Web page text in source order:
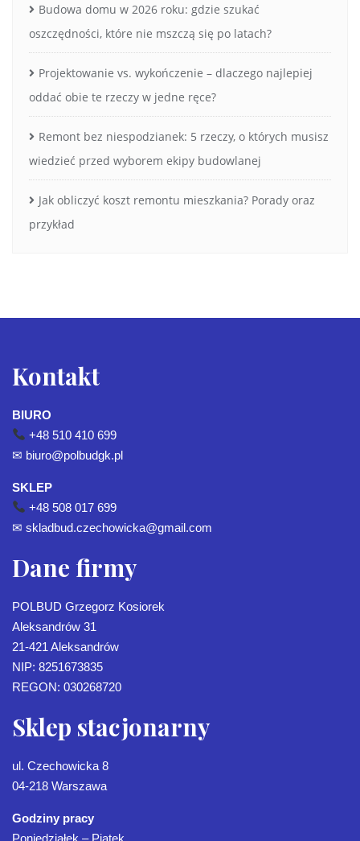
Budowa domu w 2026 roku: gdzie szukać
oszczędności, które nie mszczą się po latach?
Projektowanie vs. wykończenie – dlaczego najlepiej
oddać obie te rzeczy w jedne ręce?
Remont bez niespodzianek: 5 rzeczy, o których musisz
wiedzieć przed wyborem ekipy budowlanej
Jak obliczyć koszt remontu mieszkania? Porady oraz
przykład
Kontakt
BIURO
+48 510 410 699
✉ biuro@polbudgk.pl
SKLEP
+48 508 017 699
✉ skladbud.czechowicka@gmail.com
Dane firmy
POLBUD Grzegorz Kosiorek
Aleksandrów 31
21-421 Aleksandrów
NIP: 8251673835
REGON: 030268720
Sklep stacjonarny
ul. Czechowicka 8
04-218 Warszawa
Godziny pracy
Poniedziałek – Piątek